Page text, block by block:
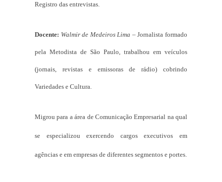
Registro das entrevistas.
Docente: Walmir de Medeiros Lima – Jornalista formado
pela Metodista de São Paulo, trabalhou em veículos
(jornais, revistas e emissoras de rádio) cobrindo
Variedades e Cultura.
Migrou para a área de Comunicação Empresarial na qual
se especializou exercendo cargos executivos em
agências e em empresas de diferentes segmentos e portes.